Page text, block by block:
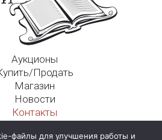
Аукционы
Продать
Магазин
Новости
Контакты
файлы для улучшения работы и